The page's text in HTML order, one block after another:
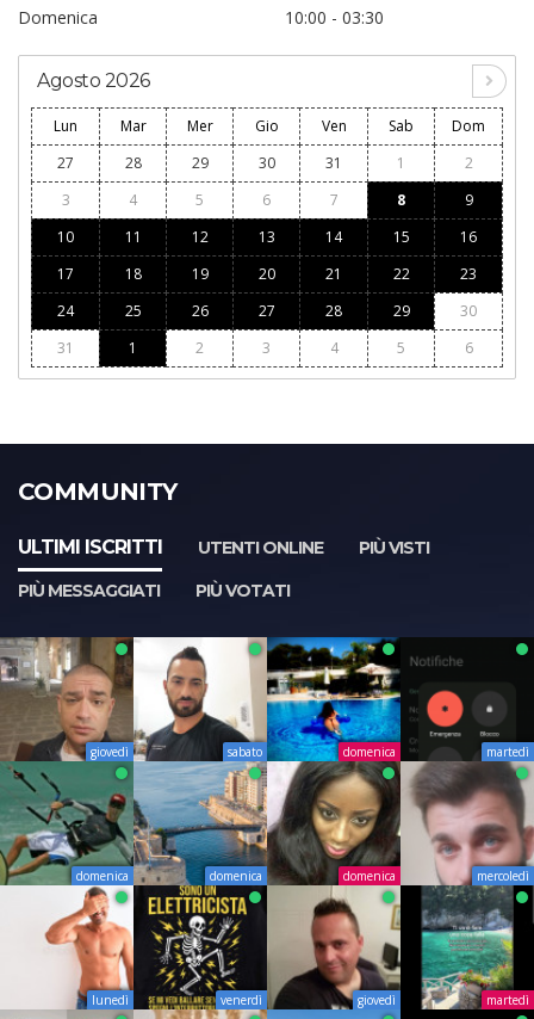
Domenica 10:00 - 03:30
Agosto 2026
Lun Mar Mer Gio Ven Sab
Dom
27
28 29 30 31 1
2
3
4 5 6 7 8
9
10
11 12 13 14 15
16
17
18 19 20 21 22
23
24
25 26 27 28 29
30
31
1 2 3 4 5 6
COMMUNITY
ULTIMI ISCRITTI UTENTI ONLINE
PIÙ VISTI
PIÙ MESSAGGIATI
PIÙ VOTATI
giovedì sabato domenica martedì
domenica domenica domenica mercoledì
lunedì venerdì giovedì martedì